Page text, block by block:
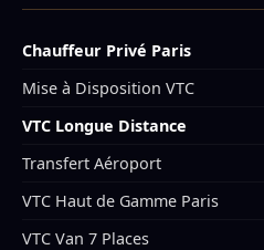
Chauffeur Privé Paris
Mise à Disposition VTC
VTC Longue Distance
Transfert Aéroport
VTC Haut de Gamme Paris
VTC Van 7 Places